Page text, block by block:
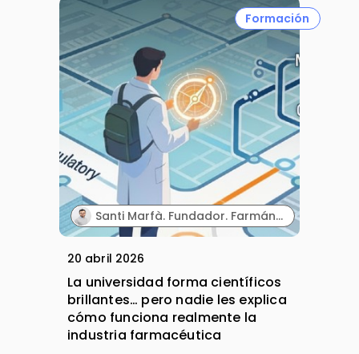
Formación
Santi Marfà. Fundador. Farmándome.
20 abril 2026
La universidad forma científicos
brillantes… pero nadie les explica
cómo funciona realmente la
industria farmacéutica